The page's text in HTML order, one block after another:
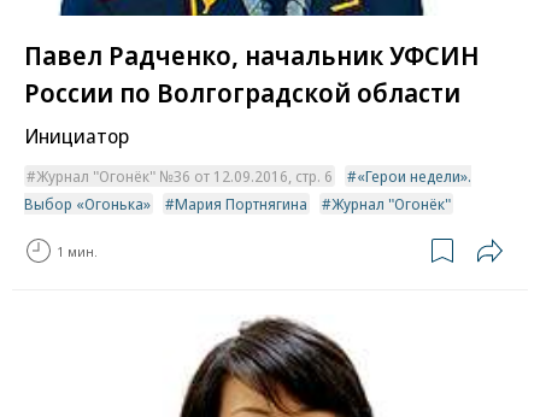
Павел Радченко, начальник УФСИН
России по Волгоградской области
Инициатор
Журнал "Огонёк" №36 от 12.09.2016, стр. 6
«Герои недели».
Выбор «Огонька»
Мария Портнягина Журнал "Огонёк"
1 мин.